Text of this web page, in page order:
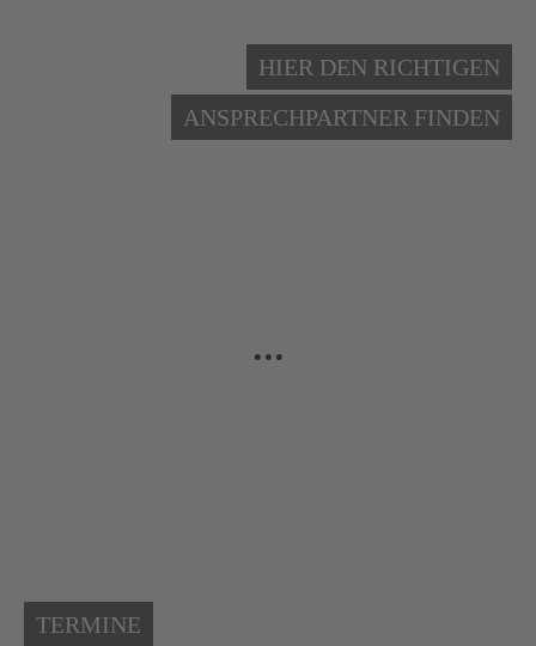
HIER DEN RICHTIGEN
ANSPRECHPARTNER FINDEN
...
TERMINE